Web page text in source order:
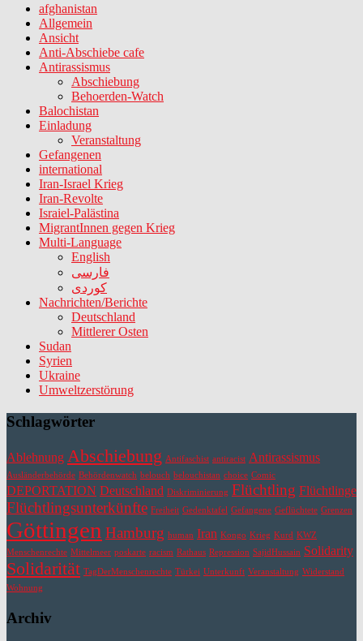
afghanistan
Allgemein
Ansicht
Anti-Abschiebe cafe
Antirassismus
Abschiebung
Behoerden-Watch
Balochistan
Einladung
Veranstaltung
Gefangenen
international
Iran-Israel Krieg
Iran-Revolte
Israiel-Palästina
MigrantInnen gegen Krieg
Multi-Language
English
فارسی
کوردی
Nachrichten/Berichte
Deutschland
Mittlerer Osten
Sudan
Syrien
Ukraine
Umweltzerstörung
Schlagwörter
Ablehnung Abschiebung Antifaschist antiracist Antirassismus
Ausländerbehörde Behördenwatch belouch belouchistan choice Comic
DEPORTATION Deutschland Diskriminierung Flüchtling Flüchtlinge
Flüchtlingsunterkünfte Freiheit Gedenktafel Gefangene Geflüchtete Grenzen
Göttingen Hamburg human Iran Kongo Krieg Kurd KWZ
Menschenrechte Mittelmeer poskarte racism Rathaus Repression SajidHussain Solidarity
Solidarität TagDerMenschenrechte Türkei Unterkunft Veranstaltung Widerstand
Wohnung
Archiv